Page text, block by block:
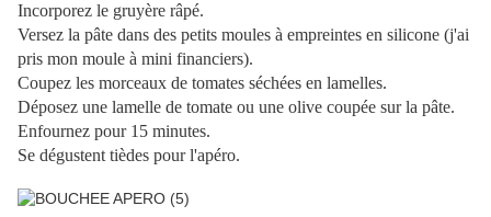
Incorporez le gruyère râpé.
Versez la pâte dans des petits moules à empreintes en silicone (j'ai
pris mon moule à mini financiers).
Coupez les morceaux de tomates séchées en lamelles.
Déposez une lamelle de tomate ou une olive coupée sur la pâte.
Enfournez pour 15 minutes.
Se dégustent tièdes pour l'apéro.